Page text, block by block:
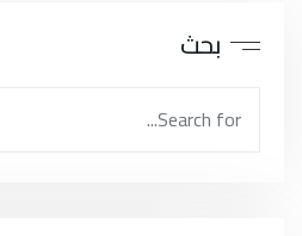
بحث